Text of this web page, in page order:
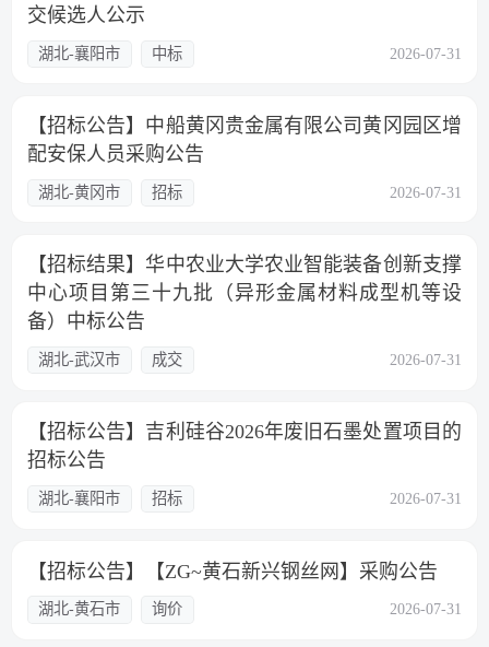
交候选人公示
湖北-襄阳市 中标 2026-07-31
【招标公告】中船黄冈贵金属有限公司黄冈园区增
配安保人员采购公告
湖北-黄冈市 招标 2026-07-31
【招标结果】华中农业大学农业智能装备创新支撑
中心项目第三十九批（异形金属材料成型机等设
备）中标公告
湖北-武汉市 成交 2026-07-31
【招标公告】吉利硅谷2026年废旧石墨处置项目的
招标公告
湖北-襄阳市 招标 2026-07-31
【招标公告】【ZG~黄石新兴钢丝网】采购公告
湖北-黄石市 询价 2026-07-31